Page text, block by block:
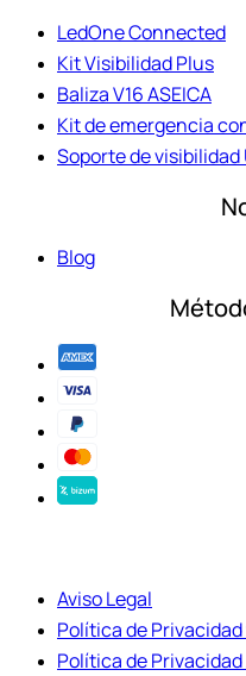
LedOne Connected
Kit Visibilidad Plus
Baliza V16 ASEICA
Kit de emergencia
Soporte de visibilidad
Blog
Aviso Legal
Política de
Política de Privacidad